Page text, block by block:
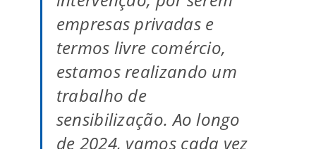
empresas privadas e
termos livre comércio,
estamos realizando um
trabalho de
sensibilização. Ao longo
de 2024, vamos cada vez